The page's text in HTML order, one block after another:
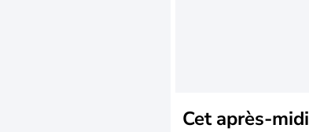
Cet après-midi